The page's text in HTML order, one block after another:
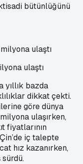
bütünlüğünü
ulaştı
yıllık bazda
dikkat çekti.
göre dünya
ulaşırken,
fiyatlarının
iç talepte
hız kazanırken,
sürdü.